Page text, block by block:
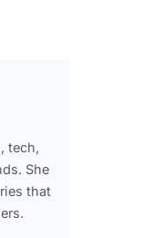
tech,
She
that